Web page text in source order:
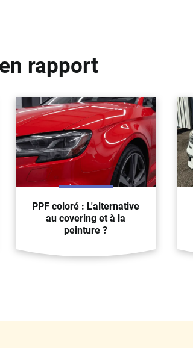
rapport
PPF coloré : L'alternative
au covering et à la
peinture ?